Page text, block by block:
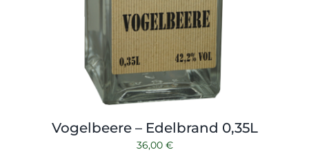
Vogelbeere – Edelbrand 0,35L
36,00 €